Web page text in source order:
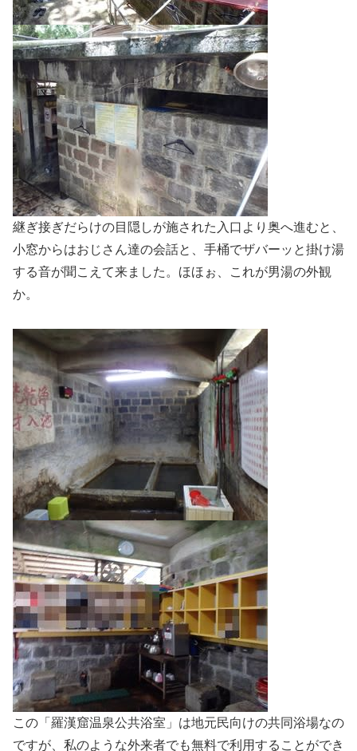
継ぎ接ぎだらけの目隠しが施された入口より奥へ進むと、
小窓からはおじさん達の会話と、手桶でザバーッと掛け湯
する音が聞こえて来ました。ほほぉ、これが男湯の外観
か。
この「羅漢窟温泉公共浴室」は地元民向けの共同浴場なの
ですが、私のような外来者でも無料で利用することができ